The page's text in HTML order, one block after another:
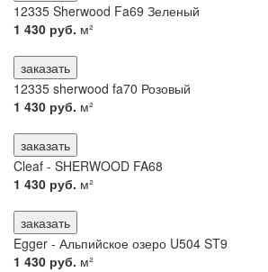
12335 Sherwood Fa69 Зеленый
1 430 руб. м²
заказать
12335 sherwood fa70 Розовый
1 430 руб. м²
заказать
Cleaf - SHERWOOD FA68
1 430 руб. м²
заказать
Egger - Альпийское озеро U504 ST9
1 430 руб. м²